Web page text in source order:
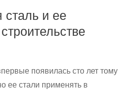
и ее
появилась сто лет тому
ее стали применять в